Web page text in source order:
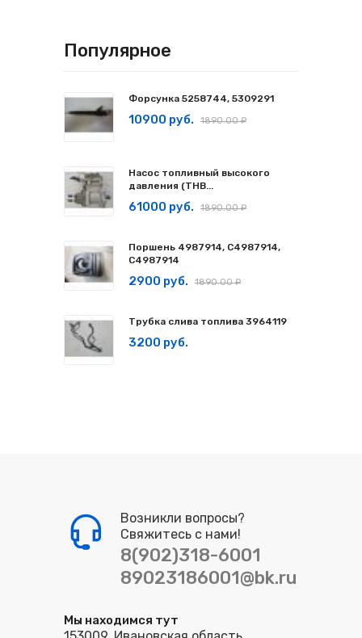
Популярное
Форсунка 5258744, 5309291
10900 руб. 1890.00 ₽
Насос топливный высокого
давления (ТНВ...
61000 руб. 1890.00 ₽
Поршень 4987914, C4987914,
С4987914
2900 руб. 1890.00 ₽
Трубка слива топлива 3964119
3200 руб.
Возникли вопросы?
Свяжитесь с нами!
8(902)318-6001
89023186001@bk.ru
Мы находимся тут